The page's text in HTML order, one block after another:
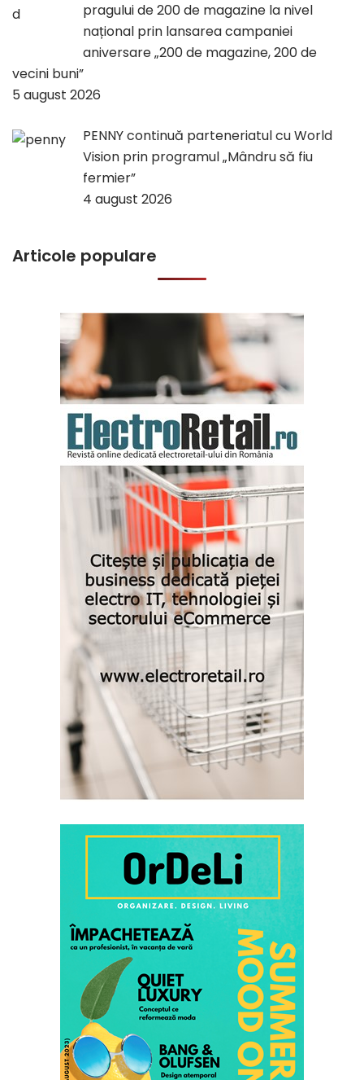
pragului de 200 de magazine la nivel
național prin lansarea campaniei
aniversare „200 de magazine, 200 de
vecini buni”
5 august 2026
PENNY continuă parteneriatul cu World
Vision prin programul „Mândru să fiu
fermier”
4 august 2026
Articole populare